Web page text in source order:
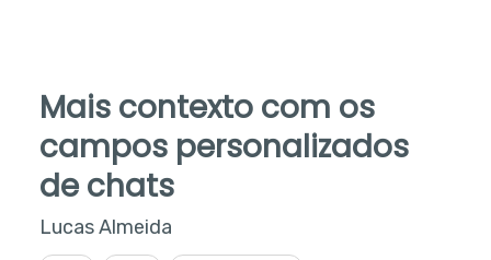
Mais contexto com os
campos personalizados
de chats
Lucas Almeida